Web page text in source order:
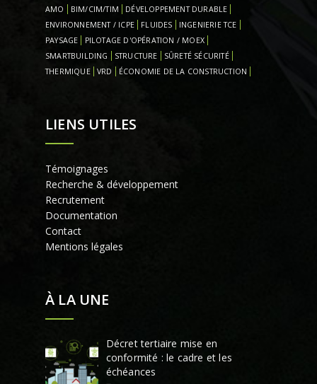
AMO BIM/CIM/TIM
DÉVELOPPEMENT DURABLE
ENVIRONNEMENT / ICPE
FLUIDES
INGENIERIE TCE
PAYSAGE
PILOTAGE D'OPÉRATION / MOEX
SMARTBUILDING
STRUCTURE
SÛRETÉ SÉCURITÉ
THERMIQUE
VRD ÉCONOMIE DE LA CONSTRUCTION
LIENS UTILES
Témoignages
Recherche & développement
Recrutement
Documentation
Contact
Mentions légales
À LA UNE
Décret tertiaire mise en
conformité : le cadre et les
échéances